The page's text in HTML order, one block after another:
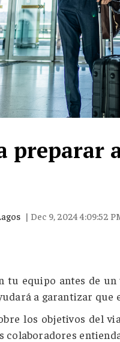
| Dec 9, 2024 4:09:52
equipo antes de un
a garantizar que
los objetivos del
colaboradores